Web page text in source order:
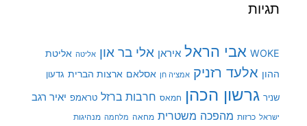
תגיות
WOKE אבי הראל איראן אלי בר און אליטה אליטת
ההון אלעד רזניק אמציה חן אסלאם ארצות הברית גדעון
שניר גרשון הכהן חמאס חרבות ברזל טראמפ יאיר רגב
ישראל כרזות מהפכה משטרית מחאה מלחמה מנהיגות